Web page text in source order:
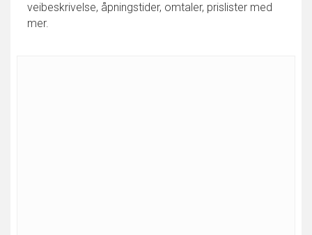
veibeskrivelse, åpningstider, omtaler, prislister med
mer.